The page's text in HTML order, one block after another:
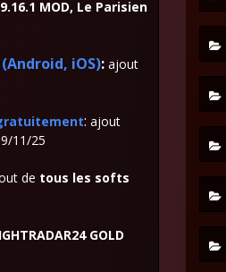
MOD, Le Parisien
iOS): ajout
: ajout
11/25
de tous les softs
GOLD